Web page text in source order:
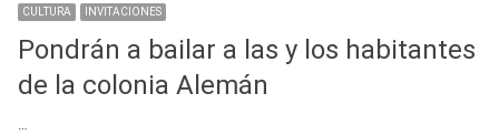
CULTURA INVITACIONES
Pondrán a bailar a las y los habitantes
de la colonia Alemán
…